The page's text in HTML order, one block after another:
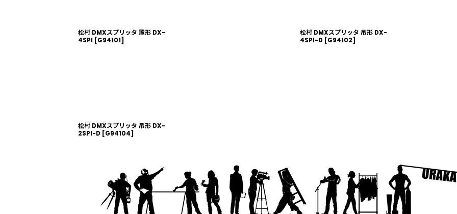
松村 DMXスプリッタ 置形 DX-
4SPI [G94101]
松村 DMXスプリッタ 吊形 DX-
4SPI-D [G94102]
松村 DMXスプリッタ 吊形 DX-
2SPI-D [G94104]